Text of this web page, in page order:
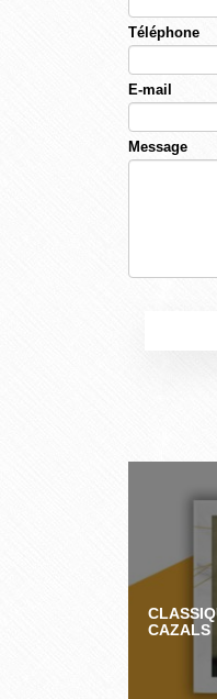
Téléphone
E-mail
Message
CAZALS